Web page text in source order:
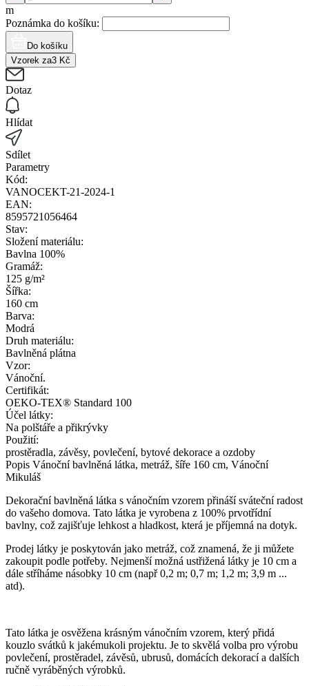
m
Poznámka do košíku:
Do košíku
Vzorek za3 Kč
Dotaz
Hlídat
Sdílet
Parametry
Kód:
VANOCEKT-21-2024-1
EAN:
8595721056464
Stav:
Složení materiálu:
Bavlna 100%
Gramáž:
125 g/m²
Šířka:
160 cm
Barva:
Modrá
Druh materiálu:
Bavlněná plátna
Vzor:
Vánoční.
Certifikát:
OEKO-TEX® Standard 100
Účel látky:
Na polštáře a přikrývky
Použití:
prostěradla, závěsy, povlečení, bytové dekorace a ozdoby
Popis Vánoční bavlněná látka, metráž, šíře 160 cm, Vánoční
Mikuláš
Dekorační bavlněná látka s vánočním vzorem přináší sváteční radost
do vašeho domova. Tato látka je vyrobena z 100% prvotřídní
bavlny, což zajišťuje lehkost a hladkost, která je příjemná na dotyk.
Prodej látky je poskytován jako metráž, což znamená, že ji můžete
zakoupit podle potřeby. Nejmenší možná ustřižená látky je 10 cm a
dále stříháme násobky 10 cm (např 0,2 m; 0,7 m; 1,2 m; 3,9 m ...
atd).
Tato látka je osvěžena krásným vánočním vzorem, který přidá
kouzlo svátků k jakémukoli projektu. Je to skvělá volba pro výrobu
povlečení, prostěradel, závěsů, ubrusů, domácích dekorací a dalších
ručně vyráběných výrobků.